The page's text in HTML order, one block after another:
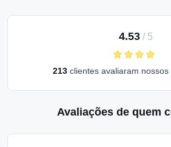
4.53 / 5
213 clientes avaliaram
Avaliações de quem